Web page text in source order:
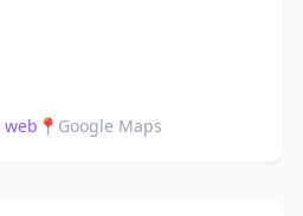
web 📍 Google Maps